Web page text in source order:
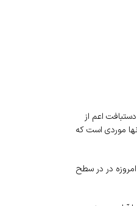
اعم از
موردی است که
در در سطح